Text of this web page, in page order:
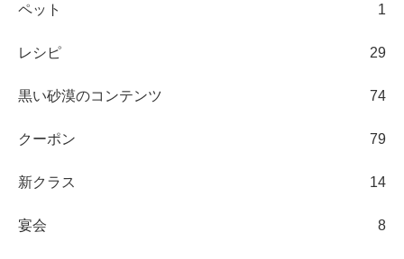
ペット 1
レシピ 29
黒い砂漠のコンテンツ 74
クーポン 79
新クラス 14
宴会 8